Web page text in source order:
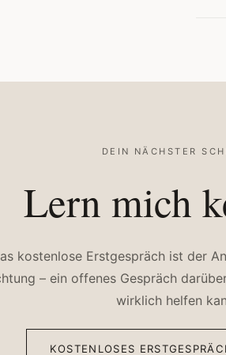
DEIN NÄCHSTER
Lern mich
kostenlose Erstgespräch ist der
– ein offenes Gespräch
wirklich helfen
KOSTENLOSES